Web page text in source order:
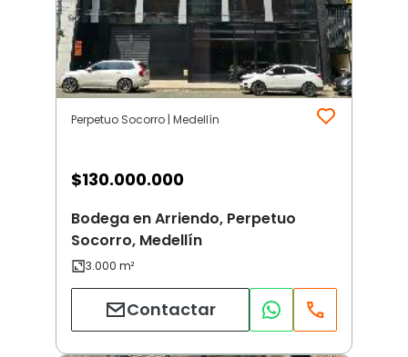
Perpetuo Socorro | Medellín
$130.000.000
Bodega en Arriendo, Perpetuo
Socorro, Medellín
Contactar